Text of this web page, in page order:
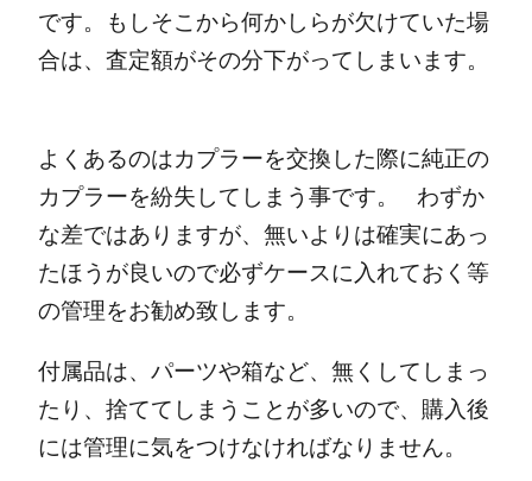
です。
もしそこから何かしらが欠けていた場
合は、査定額がその分下がってしまいます。
よくあるのはカプラーを交換した際に純正の
カプラーを紛失してしまう事です。
わずか
な差ではありますが、無いよりは確実にあっ
たほうが良いので必ずケースに入れておく等
の管理をお勧め致します。
付属品は、パーツや箱など、無くしてしまっ
たり、捨ててしまうことが多いので、購入後
には管理に気をつけなければなりません。